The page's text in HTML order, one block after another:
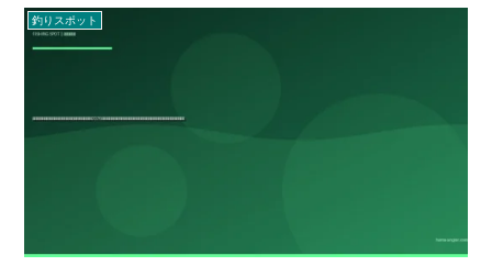
釣りスポット